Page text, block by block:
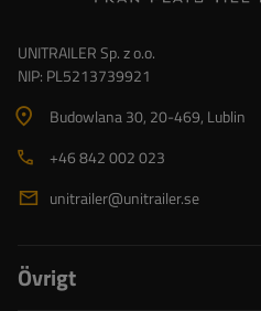
UNITRAILER Sp. z o.o.
NIP: PL5213739921
Budowlana 30, 20-469, Lublin
+46 842 002 023
unitrailer@unitrailer.se
Övrigt